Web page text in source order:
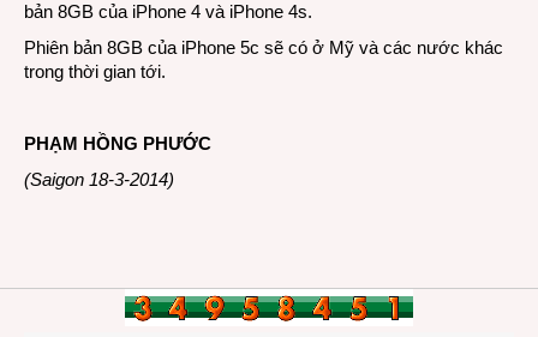
bản 8GB của iPhone 4 và iPhone 4s.
Phiên bản 8GB của iPhone 5c sẽ có ở Mỹ và các nước khác
trong thời gian tới.
PHẠM HỒNG PHƯỚC
(Saigon 18-3-2014)